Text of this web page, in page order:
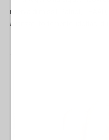
riserva di missili Patriot,
avanzati, fortemente ridottasi